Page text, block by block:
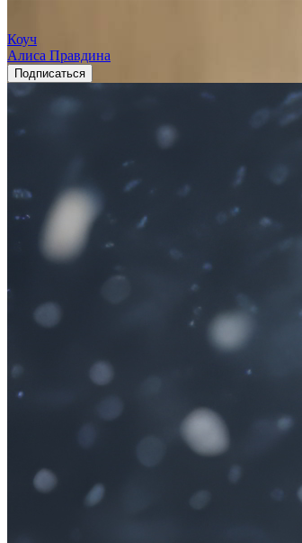
Коуч
Алиса Правдина
Подписаться